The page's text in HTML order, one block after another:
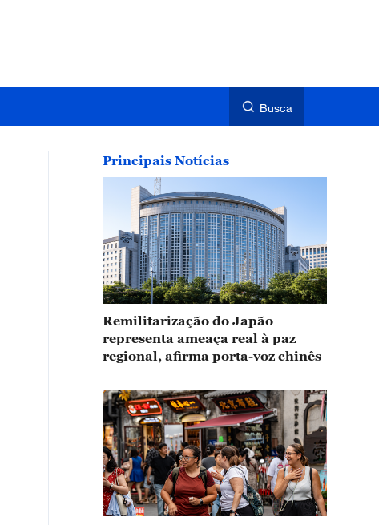
Busca
Principais Notícias
Remilitarização do Japão
representa ameaça real à paz
regional, afirma porta-voz chinês